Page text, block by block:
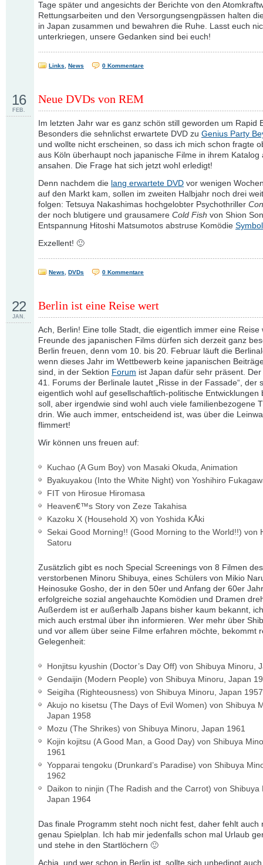
Tage später und angesichts der Berichte von den
Rettungsarbeiten und den Versorgungsengpässen halten
in Japan zusammen und bewahren die Ruhe. Lasst euch
unterkriegen, unsere Gedanken sind bei euch!
Links News 0 Kommentare
Neue DVDs von REM
16
FEB.
Im letzten Jahr war es ganz schön still geworden um Rapid
Besonders die sehnlichst erwartete DVD zu Genius Party
und wollte nicht erscheinen, so dass ich mich schon fragte
aus Köln überhaupt noch japanische Filme in ihrem Katalog
ansahen. Die Frage hat sich jetzt wohl erledigt!
Denn nachdem die lang erwartete DVD vor wenigen
auf den Markt kam, sollen im zweiten Halbjahr noch drei
folgen: Tetsuya Nakashimas hochgelobter Psychothriller
der noch blutigere und grausamere Cold Fish von Shion
Entspannung Hitoshi Matsumotos abstruse Komödie Symbol
Exzellent! 🙂
News DVDs 0 Kommentare
Berlin ist eine Reise wert
22
JAN.
Ach, Berlin! Eine tolle Stadt, die eigentlich immer eine Reise
Freunde des japanischen Films dürfen sich derzeit ganz
Berlin freuen, denn vom 10. bis 20. Februar läuft die
wenn dieses Jahr im Wettbewerb keine japanischen
sind, in der Sektion Forum ist Japan dafür sehr präsent. Der
41. Forums der Berlinale lautet „Risse in der Fassade“, der
eigentlich wohl auf gesellschaftlich-politische Entwicklungen
soll, aber irgendwie sind wohl auch viele familienbezogene
drin. Wie auch immer, entscheidend ist, was über die
flimmert!
Wir können uns freuen auf:
Kuchao (A Gum Boy) von Masaki Okuda, Animation
Byakuyakou (Into the White Night) von Yoshihiro
FIT von Hirosue Hiromasa
Heaven€™s Story von Zeze Takahisa
Kazoku X (Household X) von Yoshida KÅki
Sekai Good Morning!! (Good Morning to the World!!) von
Satoru
Zusätzlich gibt es noch Special Screenings von 8 Filmen
verstorbenen Minoru Shibuya, eines Schülers von Mikio
Heinosuke Gosho, der in den 50er und Anfang der 60er
erfolgreiche sozial angehauchte Komödien und Dramen
Außerdem ist er außerhalb Japans bisher kaum bekannt,
mich auch erstmal über ihn informieren. Wer mehr über
und vor allem über seine Filme erfahren möchte, bekommt
Gelegenheit:
Honjitsu kyushin (Doctor’s Day Off) von Shibuya Minoru,
Gendaijin (Modern People) von Shibuya Minoru, Japan
Seigiha (Righteousness) von Shibuya Minoru, Japan 1957
Akujo no kisetsu (The Days of Evil Women) von Shibuya
Japan 1958
Mozu (The Shrikes) von Shibuya Minoru, Japan 1961
Kojin kojitsu (A Good Man, a Good Day) von Shibuya
1961
Yopparai tengoku (Drunkard’s Paradise) von Shibuya
1962
Daikon to ninjin (The Radish and the Carrot) von Shibuya
Japan 1964
Das finale Programm steht noch nicht fest, daher fehlt auch
genau Spielplan. Ich hab mir jedenfalls schon mal Urlaub
und stehe in den Startlöchern 🙂
Achja, und wer schon in Berlin ist, sollte sich unbedingt